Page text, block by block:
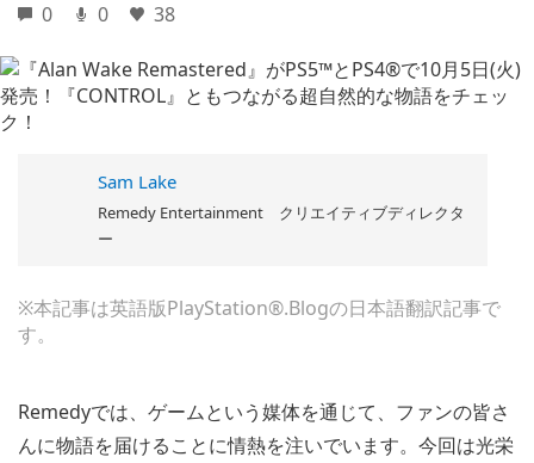
0 0 38
Sam Lake
Remedy Entertainment クリエイティブディレクタ
ー
※本記事は英語版PlayStation®.Blogの日本語翻訳記事で
す。
Remedyでは、ゲームという媒体を通じて、ファンの皆さ
んに物語を届けることに情熱を注いでいます。今回は光栄